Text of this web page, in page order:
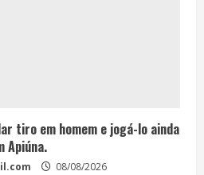
tiro em homem e jogá-lo ainda
Apiúna.
08/08/2026